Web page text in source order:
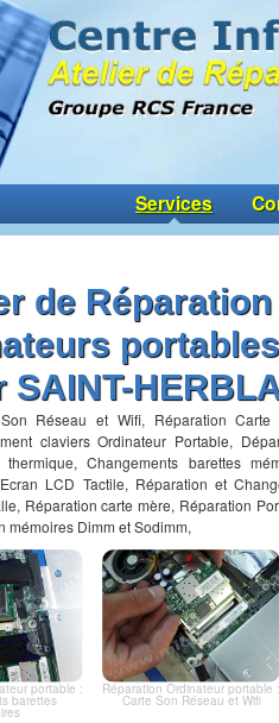
Services
de Réparation
SAINT-
Réseau et Wifi, Réparation Carte
claviers Ordinateur Portable,
Changements barettes
LCD Tactile, Réparation et
Réparation carte mère, Réparation
mémoires Dimm et Sodimm,
portable :
barettes
Réparation Ordinateur portable :
Carte Son Réseau et Wifi